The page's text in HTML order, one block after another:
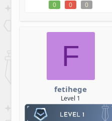
0
0 0
F
fetihege
Level 1